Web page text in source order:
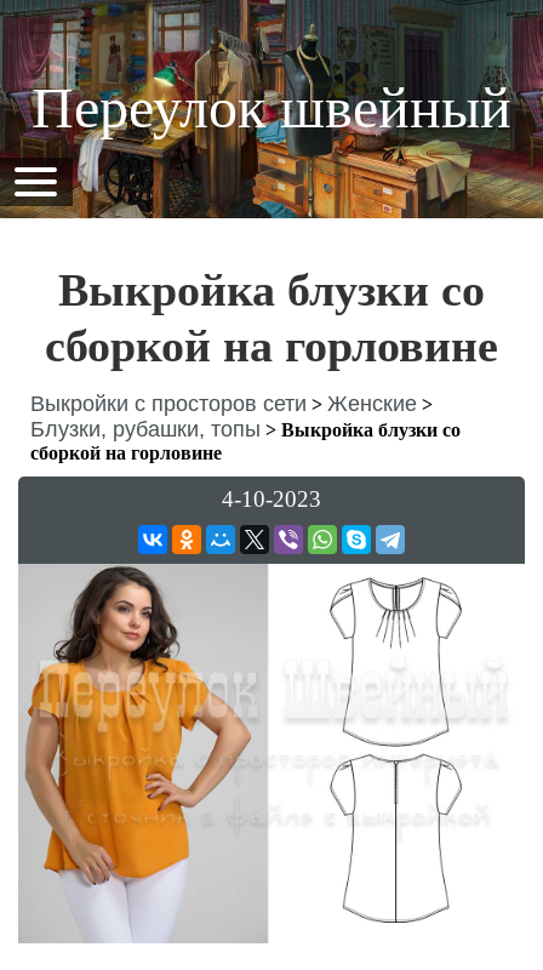
Переулок швейный
Выкройка блузки со
сборкой на горловине
Выкройки с просторов сети > Женские >
Блузки, рубашки, топы > Выкройка блузки со
сборкой на горловине
4-10-2023